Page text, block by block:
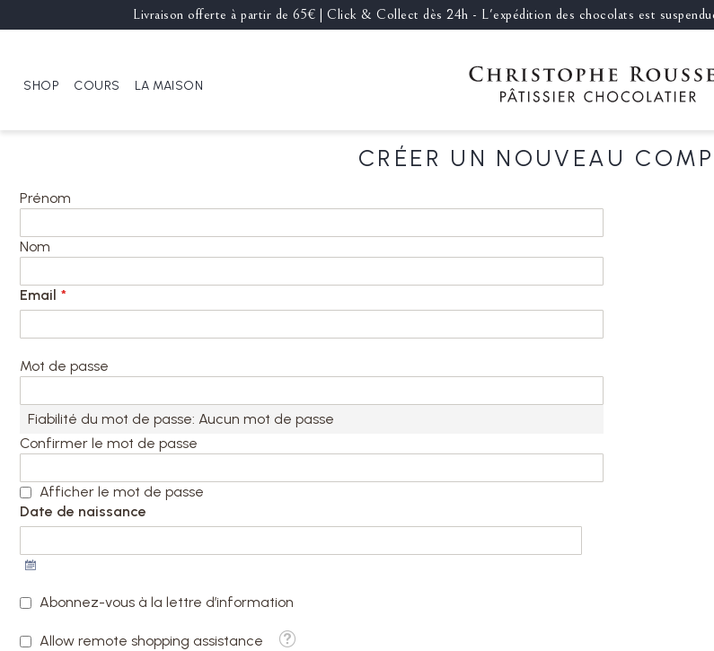
Livraison offerte à partir de 65€ | Click & Collect dès 24h - L'expédition des chocolats est
SHOP COURS LA MAISON
CRÉER UN NOUVEAU
Prénom
Nom
Email
Mot de passe
Fiabilité du mot de passe: Aucun mot de passe
Confirmer le mot de passe
Afficher le mot de passe
Date de naissance
date
Abonnez-vous à la lettre d’information
Allow remote shopping assistance Tooltip